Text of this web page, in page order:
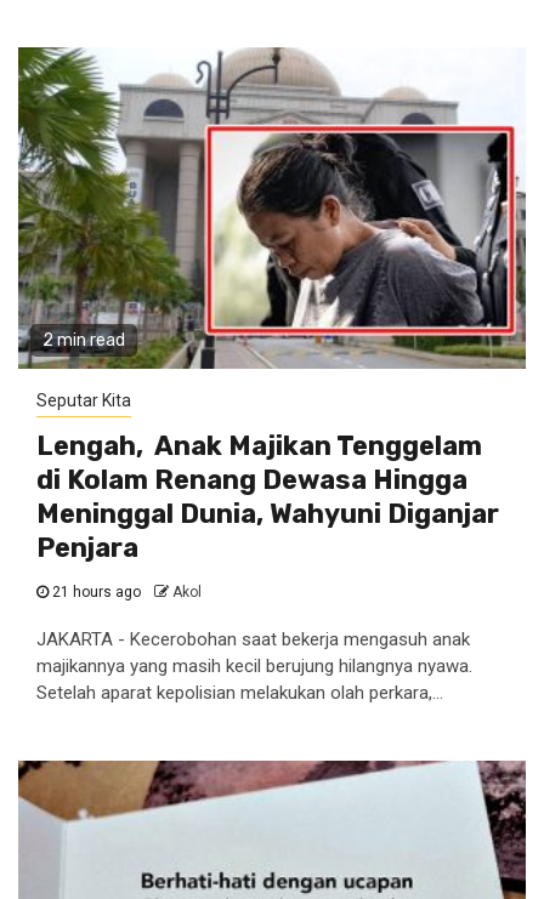
2 min read
Seputar Kita
Lengah, Anak Majikan Tenggelam
di Kolam Renang Dewasa Hingga
Meninggal Dunia, Wahyuni Diganjar
Penjara
21 hours ago Akol
JAKARTA - Kecerobohan saat bekerja mengasuh anak
majikannya yang masih kecil berujung hilangnya nyawa.
Setelah aparat kepolisian melakukan olah perkara,...